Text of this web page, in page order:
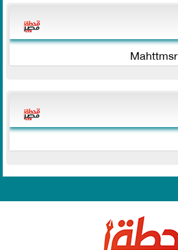
Mahttmsr